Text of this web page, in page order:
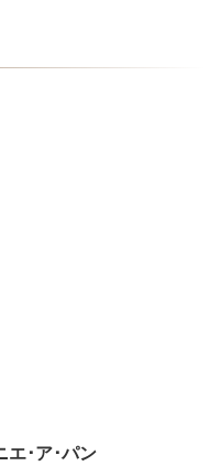
エ･ア･パン